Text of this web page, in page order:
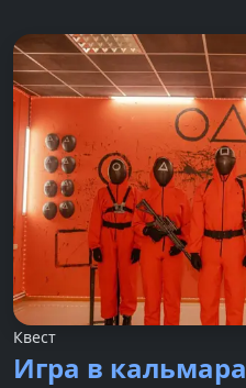
Квест
Игра в кальмара